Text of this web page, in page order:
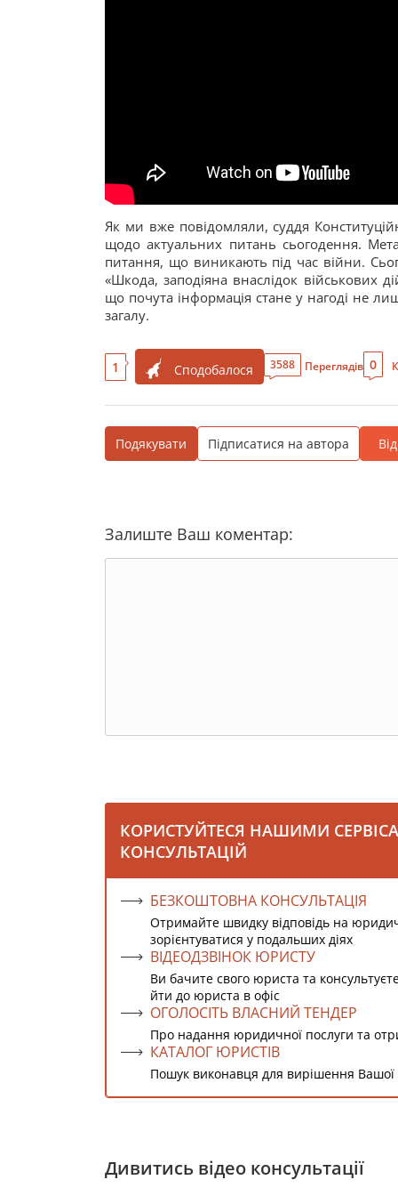
Як ми вже повідомляли, суддя
щодо актуальних питань сьогодення.
питання, що виникають під час війни.
«Шкода, заподіяна внаслідок військових
що почута інформація стане у нагоді не
загалу.
1 Сподобалося 3588 Переглядів 0
Подякувати Підписатися на автора
Залиште Ваш коментар:
КОРИСТУЙТЕСЯ НАШИМИ
КОНСУЛЬТАЦІЙ
БЕЗКОШТОВНА КОНСУЛЬТАЦІЯ
Отримайте швидку відповідь на
зорієнтуватися у подальших діях
ВІДЕОДЗВІНОК ЮРИСТУ
Ви бачите свого юриста та
йти до юриста в офіс
ОГОЛОСІТЬ ВЛАСНИЙ ТЕНДЕР
Про надання юридичної послуги та
КАТАЛОГ ЮРИСТІВ
Пошук виконавця для вирішення
Дивитись відео консультації